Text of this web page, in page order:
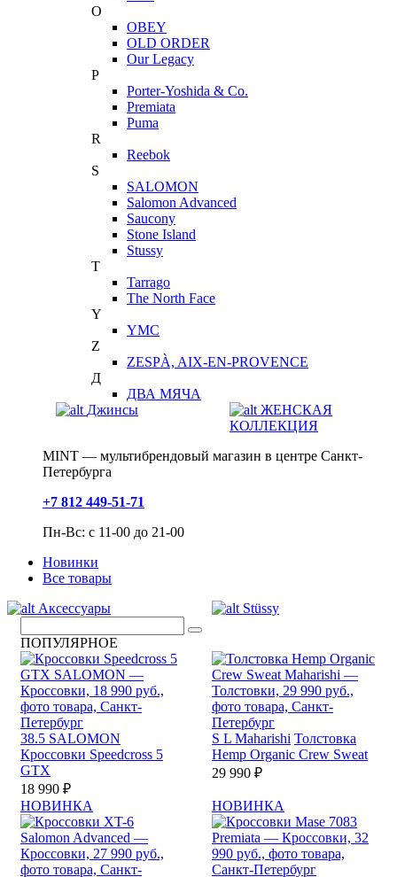
O
OBEY
OLD ORDER
Our Legacy
P
Porter-Yoshida & Co.
Premiata
Puma
R
Reebok
S
SALOMON
Salomon Advanced
Saucony
Stone Island
Stussy
T
Tarrago
The North Face
Y
YMC
Z
ZESPÀ, AIX-EN-PROVENCE
Д
ДВА МЯЧА
Джинсы
ЖЕНСКАЯ
КОЛЛЕКЦИЯ
MINT — мультибрендовый магазин в центре Санкт-
Петербурга
+7 812 449-51-71
Пн-Вс: с 11-00 до 21-00
Новинки
Все товары
Аксессуары
Stüssy
ПОПУЛЯРНОЕ
38.5 SALOMON
Кроссовки Speedcross 5
GTX
18 990 ₽
S L Maharishi Толстовка
Hemp Organic Crew Sweat
29 990 ₽
НОВИНКА НОВИНКА